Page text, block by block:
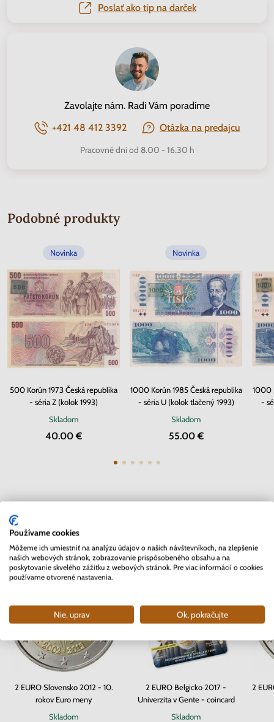
Poslať ako tip na darček
Zavolajte nám. Radi Vám poradíme
+421 48 412 3392
Otázka na predajcu
Pracovné dni od 8.00 - 16.30 h
Podobné produkty
Novinka
500 Korún 1973 Česká republika
- séria Z (kolok 1993)
Skladom
40.00 €
Novinka
1000 Korún 1985 Česká republika
- séria U (kolok tlačený 1993)
Skladom
55.00 €
1000
-
Mohlo by Vás zaujímať
2 EURO Slovensko 2012 - 10.
rokov Euro meny
Skladom
2 EURO Belgicko 2017 -
Univerzita v Gente - coincard
Skladom
2
Používame cookies
Môžeme ich umiestniť na analýzu údajov o našich návštevníkoch, na zlepšenie
našich webových stránok, zobrazovanie prispôsobeného obsahu a na
poskytovanie skvelého zážitku z webových stránok. Pre viac informácií o cookies
používame otvorené nastavenia.
Nie, uprav Ok, pokračujte